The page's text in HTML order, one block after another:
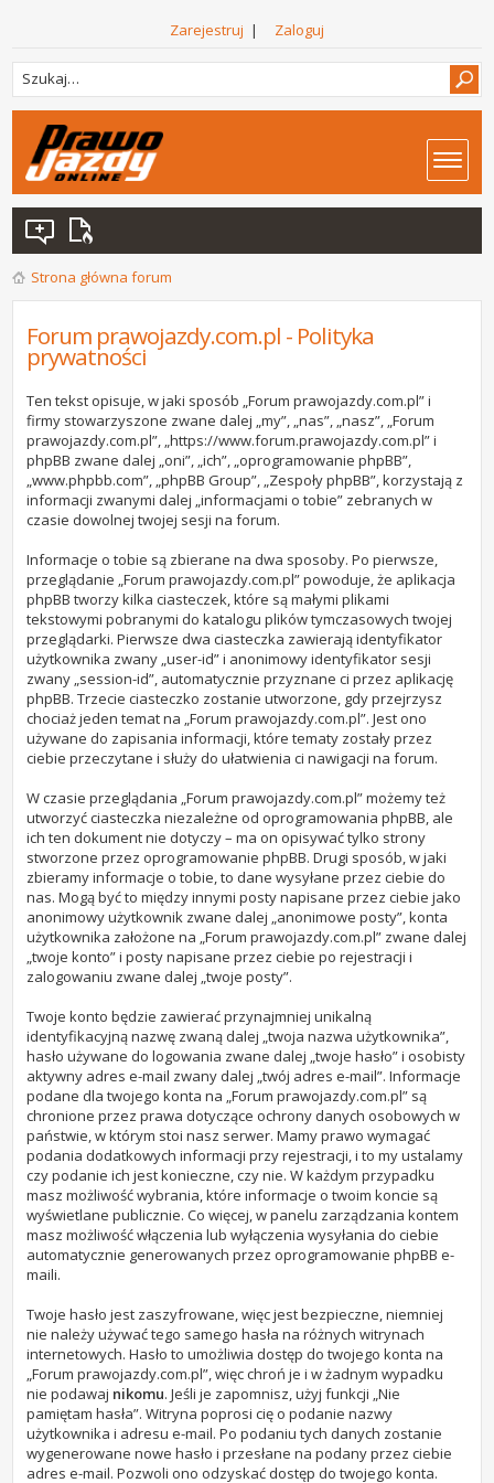
Zarejestruj | Zaloguj
Strona główna forum
Forum prawojazdy.com.pl - Polityka
prywatności
Ten tekst opisuje, w jaki sposób „Forum prawojazdy.com.pl” i
firmy stowarzyszone zwane dalej „my”, „nas”, „nasz”, „Forum
prawojazdy.com.pl”, „https://www.forum.prawojazdy.com.pl” i
phpBB zwane dalej „oni”, „ich”, „oprogramowanie phpBB”,
„www.phpbb.com”, „phpBB Group”, „Zespoły phpBB”, korzystają z
informacji zwanymi dalej „informacjami o tobie” zebranych w
czasie dowolnej twojej sesji na forum.
Informacje o tobie są zbierane na dwa sposoby. Po pierwsze,
przeglądanie „Forum prawojazdy.com.pl” powoduje, że aplikacja
phpBB tworzy kilka ciasteczek, które są małymi plikami
tekstowymi pobranymi do katalogu plików tymczasowych twojej
przeglądarki. Pierwsze dwa ciasteczka zawierają identyfikator
użytkownika zwany „user-id” i anonimowy identyfikator sesji
zwany „session-id”, automatycznie przyznane ci przez aplikację
phpBB. Trzecie ciasteczko zostanie utworzone, gdy przejrzysz
chociaż jeden temat na „Forum prawojazdy.com.pl”. Jest ono
używane do zapisania informacji, które tematy zostały przez
ciebie przeczytane i służy do ułatwienia ci nawigacji na forum.
W czasie przeglądania „Forum prawojazdy.com.pl” możemy też
utworzyć ciasteczka niezależne od oprogramowania phpBB, ale
ich ten dokument nie dotyczy – ma on opisywać tylko strony
stworzone przez oprogramowanie phpBB. Drugi sposób, w jaki
zbieramy informacje o tobie, to dane wysyłane przez ciebie do
nas. Mogą być to między innymi posty napisane przez ciebie jako
anonimowy użytkownik zwane dalej „anonimowe posty”, konta
użytkownika założone na „Forum prawojazdy.com.pl” zwane dalej
„twoje konto” i posty napisane przez ciebie po rejestracji i
zalogowaniu zwane dalej „twoje posty”.
Twoje konto będzie zawierać przynajmniej unikalną
identyfikacyjną nazwę zwaną dalej „twoja nazwa użytkownika”,
hasło używane do logowania zwane dalej „twoje hasło” i osobisty
aktywny adres e-mail zwany dalej „twój adres e-mail”. Informacje
podane dla twojego konta na „Forum prawojazdy.com.pl” są
chronione przez prawa dotyczące ochrony danych osobowych w
państwie, w którym stoi nasz serwer. Mamy prawo wymagać
podania dodatkowych informacji przy rejestracji, i to my ustalamy
czy podanie ich jest konieczne, czy nie. W każdym przypadku
masz możliwość wybrania, które informacje o twoim koncie są
wyświetlane publicznie. Co więcej, w panelu zarządzania kontem
masz możliwość włączenia lub wyłączenia wysyłania do ciebie
automatycznie generowanych przez oprogramowanie phpBB e-
maili.
Twoje hasło jest zaszyfrowane, więc jest bezpieczne, niemniej
nie należy używać tego samego hasła na różnych witrynach
internetowych. Hasło to umożliwia dostęp do twojego konta na
„Forum prawojazdy.com.pl”, więc chroń je i w żadnym wypadku
nie podawaj nikomu. Jeśli je zapomnisz, użyj funkcji „Nie
pamiętam hasła”. Witryna poprosi cię o podanie nazwy
użytkownika i adresu e-mail. Po podaniu tych danych zostanie
wygenerowane nowe hasło i przesłane na podany przez ciebie
adres e-mail. Pozwoli ono odzyskać dostęp do twojego konta.